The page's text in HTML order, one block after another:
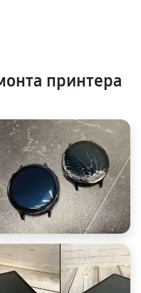
принтера